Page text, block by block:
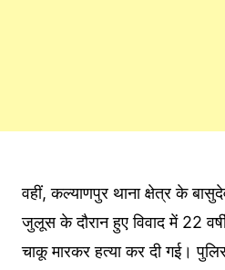
वहीं, कल्याणपुर थाना क्षेत्र के
जुलूस के दौरान हुए विवाद में 22
चाकू मारकर हत्या कर दी गई।